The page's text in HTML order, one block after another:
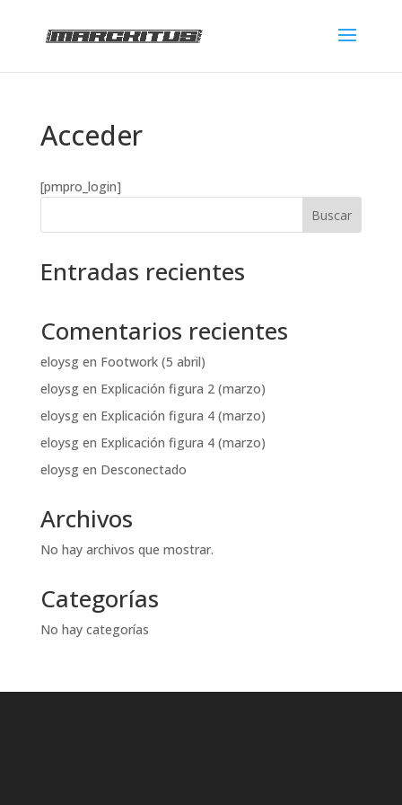
Acceder
[pmpro_login]
Buscar
Entradas recientes
Comentarios recientes
eloysgen Footwork (5 abril)
eloysgen Explicación figura 2 (marzo)
eloysgen Explicación figura 4 (marzo)
eloysgen Explicación figura 4 (marzo)
eloysgen Desconectado
Archivos
No hay archivos que mostrar.
Categorías
No hay categorías